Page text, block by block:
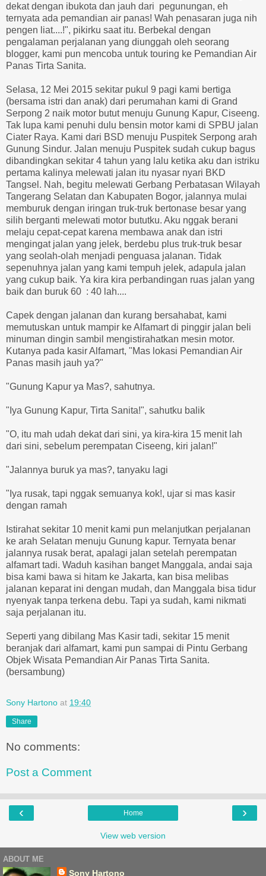
dekat dengan ibukota dan jauh dari pegunungan, eh
ternyata ada pemandian air panas! Wah penasaran juga nih
pengen liat....!", pikirku saat itu. Berbekal dengan
pengalaman perjalanan yang diunggah oleh seorang
blogger, kami pun mencoba untuk touring ke Pemandian Air
Panas Tirta Sanita.
Selasa, 12 Mei 2015 sekitar pukul 9 pagi kami bertiga
(bersama istri dan anak) dari perumahan kami di Grand
Serpong 2 naik motor butut menuju Gunung Kapur, Ciseeng.
Tak lupa kami penuhi dulu bensin motor kami di SPBU jalan
Ciater Raya. Kami dari BSD menuju Puspitek Serpong arah
Gunung Sindur. Jalan menuju Puspitek sudah cukup bagus
dibandingkan sekitar 4 tahun yang lalu ketika aku dan istriku
pertama kalinya melewati jalan itu nyasar nyari BKD
Tangsel. Nah, begitu melewati Gerbang Perbatasan Wilayah
Tangerang Selatan dan Kabupaten Bogor, jalannya mulai
memburuk dengan iringan truk-truk bertonase besar yang
silih berganti melewati motor bututku. Aku nggak berani
melaju cepat-cepat karena membawa anak dan istri
mengingat jalan yang jelek, berdebu plus truk-truk besar
yang seolah-olah menjadi penguasa jalanan. Tidak
sepenuhnya jalan yang kami tempuh jelek, adapula jalan
yang cukup baik. Ya kira kira perbandingan ruas jalan yang
baik dan buruk 60 : 40 lah....
Capek dengan jalanan dan kurang bersahabat, kami
memutuskan untuk mampir ke Alfamart di pinggir jalan beli
minuman dingin sambil mengistirahatkan mesin motor.
Kutanya pada kasir Alfamart, "Mas lokasi Pemandian Air
Panas masih jauh ya?"
"Gunung Kapur ya Mas?, sahutnya.
"Iya Gunung Kapur, Tirta Sanita!", sahutku balik
"O, itu mah udah dekat dari sini, ya kira-kira 15 menit lah
dari sini, sebelum perempatan Ciseeng, kiri jalan!"
"Jalannya buruk ya mas?, tanyaku lagi
"Iya rusak, tapi nggak semuanya kok!, ujar si mas kasir
dengan ramah
Istirahat sekitar 10 menit kami pun melanjutkan perjalanan
ke arah Selatan menuju Gunung kapur. Ternyata benar
jalannya rusak berat, apalagi jalan setelah perempatan
alfamart tadi. Waduh kasihan banget Manggala, andai saja
bisa kami bawa si hitam ke Jakarta, kan bisa melibas
jalanan keparat ini dengan mudah, dan Manggala bisa tidur
nyenyak tanpa terkena debu. Tapi ya sudah, kami nikmati
saja perjalanan itu.
Seperti yang dibilang Mas Kasir tadi, sekitar 15 menit
beranjak dari alfamart, kami pun sampai di Pintu Gerbang
Objek Wisata Pemandian Air Panas Tirta Sanita.
(bersambung)
Sony Hartono at 19:40
Share
No comments:
Post a Comment
‹ ›
Home
View web version
ABOUT ME
Sony Hartono